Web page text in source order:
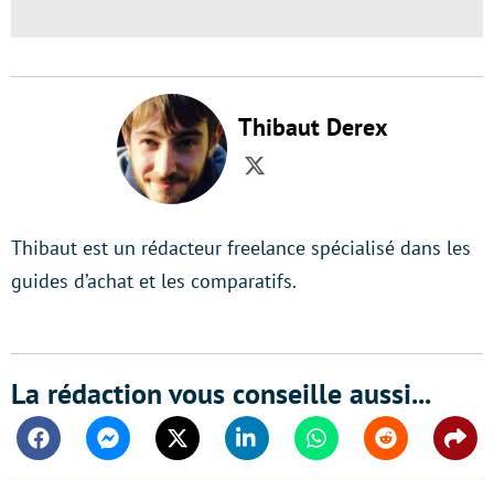
Thibaut Derex
Twitter
Thibaut est un rédacteur freelance spécialisé dans les
guides d’achat et les comparatifs.
La rédaction vous conseille aussi...
FacebookMessengerTwitter Linkedin WhatsappReddit